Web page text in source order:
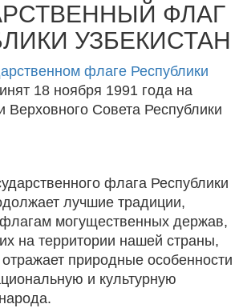
ФЛАГ
УЗБЕКИСТАН
флаге Республики
18 ноября 1991 года на
Верховного Совета Республики
флага Республики
лучшие традиции,
могущественных держав,
на территории нашей страны,
природные особенности
и культурную